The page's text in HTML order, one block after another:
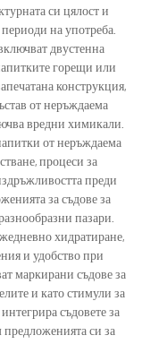
си цялост и
на употреба.
двустенна
горещи или
конструкция,
от неръждаема
вредни химикали.
от неръждаема
процеси за
преди
за съдове за
пазари.
хидратиране,
и удобство при
маркирани съдове за
и като стимули за
съдовете за
си за